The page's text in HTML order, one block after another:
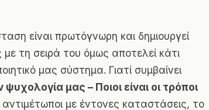
είναι πρωτόγνωρη και δημιουργεί
τη σειρά του όμως αποτελεί κάτι
μας σύστημα. Γιατί συμβαίνει
μας – Ποιοι είναι οι τρόποι
με έντονες καταστάσεις, το